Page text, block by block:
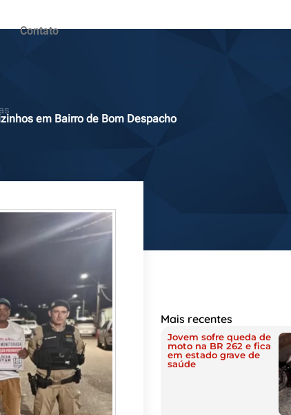
Contato
em Bairro de Bom Despacho
Mais recentes
Jovem sofre queda de
moto na BR 262 e fica
em estado grave de
saúde